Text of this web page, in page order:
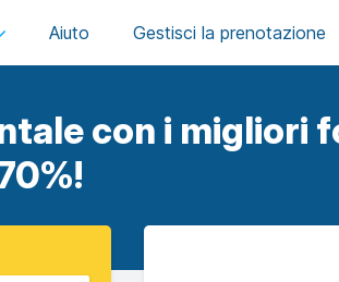
con i migliori